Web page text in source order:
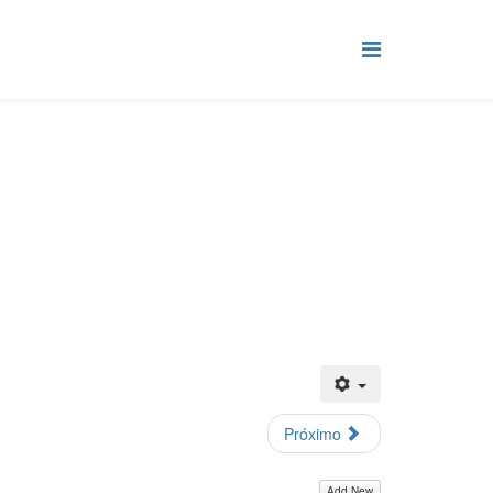
Próximo